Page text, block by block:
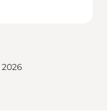
2026